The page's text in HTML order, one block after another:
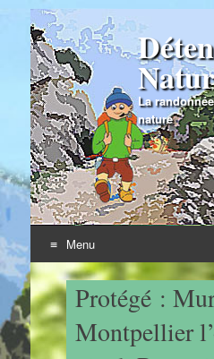
La
nature
Menu
Skip to content
Protégé :
Montpellier